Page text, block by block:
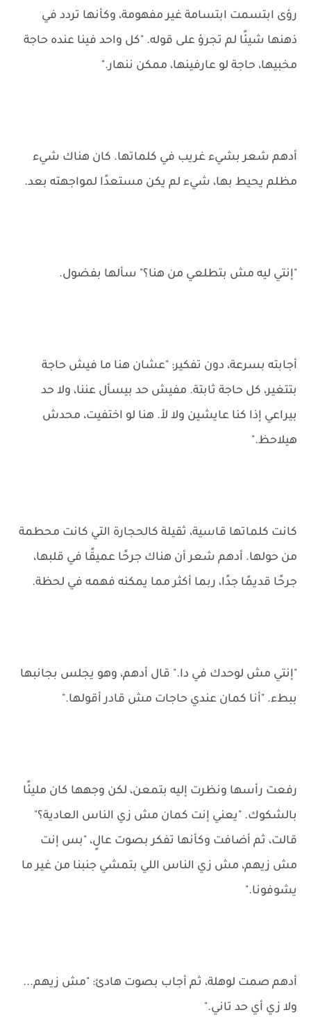
رؤى ابتسمت ابتسامة غير مفهومة، وكأنها تردد في
ذهنها شيئًا لم تجرؤ على قوله. "كل واحد فينا عنده حاجة
مخبيها، حاجة لو عارفينها، ممكن ننهار."
أدهم شعر بشيء غريب في كلماتها. كان هناك شيء
مظلم يحيط بها، شيء لم يكن مستعدًا لمواجهته بعد.
"إنتي ليه مش بتطلعي من هنا؟" سألها بفضول.
أجابته بسرعة، دون تفكير: "عشان هنا ما فيش حاجة
بتتغير، كل حاجة ثابتة. مفيش حد بيسأل عننا، ولا حد
بيراعي إذا كنا عايشين ولا لأ. هنا لو اختفيت، محدش
هيلاحظ."
كانت كلماتها قاسية، ثقيلة كالحجارة التي كانت محطمة
من حولها. أدهم شعر أن هناك جرحًا عميقًا في قلبها،
جرحًا قديمًا جدًا، ربما أكثر مما يمكنه فهمه في لحظة.
"إنتي مش لوحدك في دا." قال أدهم، وهو يجلس بجانبها
ببطء. "أنا كمان عندي حاجات مش قادر أقولها."
رفعت رأسها ونظرت إليه بتمعن، لكن وجهها كان مليئًا
بالشكوك. "يعني إنت كمان مش زي الناس العادية؟"
قالت، ثم أضافت وكأنها تفكر بصوت عالٍ، "بس إنت
مش زيهم، مش زي الناس اللي بتمشي جنبنا من غير ما
يشوفونا."
أدهم صمت لوهلة، ثم أجاب بصوت هادئ: "مش زيهم...
ولا زي أي حد تاني."